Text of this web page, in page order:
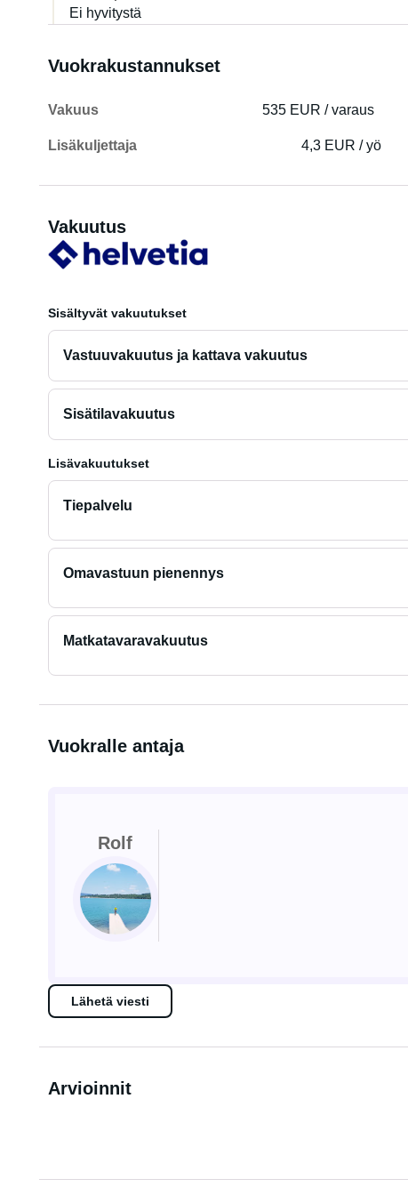
Ei hyvitystä
Vuokrakustannukset
Vakuus 535 EUR / varaus
Lisäkuljettaja 4,3 EUR / yö
Vakuutus
Sisältyvät vakuutukset
Vastuuvakuutus ja kattava vakuutus
Sisätilavakuutus
Lisävakuutukset
Tiepalvelu
Omavastuun pienennys
Matkatavaravakuutus
Vuokralle antaja
Rolf
Lähetä viesti
Arvioinnit